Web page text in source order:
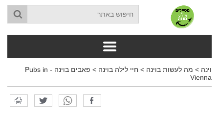
וינה > מה לעשות בוינה > חיי לילה בוינה >
פאבים בוינה - Pubs in
Vienna